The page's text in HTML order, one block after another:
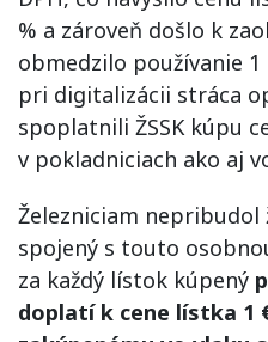
% a zároveň došlo k
obmedzilo používanie
pri digitalizácii stráca
spoplatnili ŽSSK kúpu
v pokladniciach ako aj
Železniciam nepribudol
spojený s touto
za každý lístok kúpený
doplatí k cene lístka 1